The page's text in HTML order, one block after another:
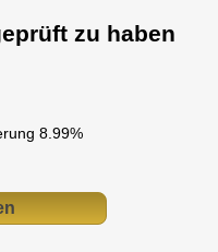
zu haben
8.99%